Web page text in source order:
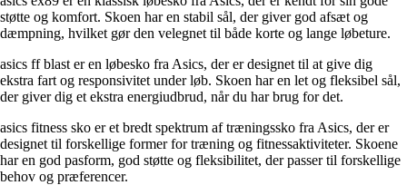
støtte og komfort. Skoen har en stabil sål, der giver god afsæt og
dæmpning, hvilket gør den velegnet til både korte og lange løbeture.
asics ff blast er en løbesko fra Asics, der er designet til at give dig
ekstra fart og responsivitet under løb. Skoen har en let og fleksibel sål,
der giver dig et ekstra energiudbrud, når du har brug for det.
asics fitness sko er et bredt spektrum af træningssko fra Asics, der er
designet til forskellige former for træning og fitnessaktiviteter. Skoene
har en god pasform, god støtte og fleksibilitet, der passer til forskellige
behov og præferencer.